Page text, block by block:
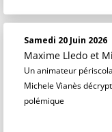
Samedi 20 Juin 2026
Maxime Lledo et
Un animateur
Michele Vianès
polémique